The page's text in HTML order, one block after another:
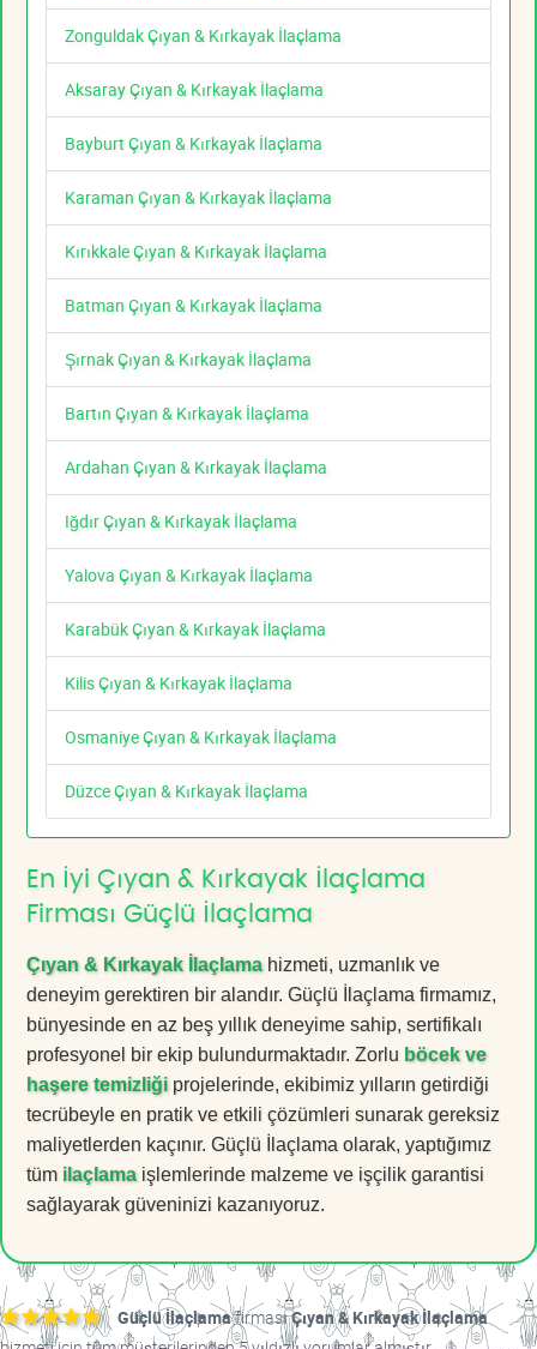
Zonguldak Çıyan & Kırkayak İlaçlama
Aksaray Çıyan & Kırkayak İlaçlama
Bayburt Çıyan & Kırkayak İlaçlama
Karaman Çıyan & Kırkayak İlaçlama
Kırıkkale Çıyan & Kırkayak İlaçlama
Batman Çıyan & Kırkayak İlaçlama
Şırnak Çıyan & Kırkayak İlaçlama
Bartın Çıyan & Kırkayak İlaçlama
Ardahan Çıyan & Kırkayak İlaçlama
Iğdır Çıyan & Kırkayak İlaçlama
Yalova Çıyan & Kırkayak İlaçlama
Karabük Çıyan & Kırkayak İlaçlama
Kilis Çıyan & Kırkayak İlaçlama
Osmaniye Çıyan & Kırkayak İlaçlama
Düzce Çıyan & Kırkayak İlaçlama
En İyi Çıyan & Kırkayak İlaçlama
Firması Güçlü İlaçlama
Çıyan & Kırkayak İlaçlamahizmeti, uzmanlık ve
deneyim gerektiren bir alandır. Güçlü İlaçlama firmamız,
bünyesinde en az beş yıllık deneyime sahip, sertifikalı
profesyonel bir ekip bulundurmaktadır. Zorlu böcek ve
haşere temizliği projelerinde, ekibimiz yılların getirdiği
tecrübeyle en pratik ve etkili çözümleri sunarak gereksiz
maliyetlerden kaçınır. Güçlü İlaçlama olarak, yaptığımız
tüm ilaçlamaişlemlerinde malzeme ve işçilik garantisi
sağlayarak güveninizi kazanıyoruz.
Güçlü İlaçlamafirmasıÇıyan & Kırkayak İlaçlama